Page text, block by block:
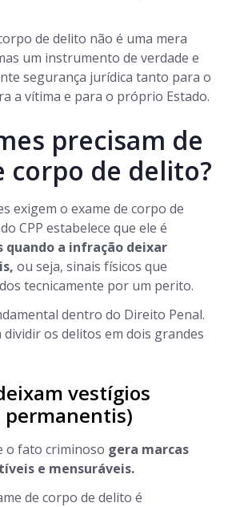
de delito não é uma mera
um instrumento de verdade e
segurança jurídica tanto para o
a vítima e para o próprio Estado.
precisam de
corpo de delito?
exigem o exame de corpo de
CPP estabelece que ele é
quando a infração deixar
ou seja, sinais físicos que
tecnicamente por um perito.
dentro do Direito Penal.
os delitos em dois grandes
vestígios
o fato criminoso gera marcas
e mensuráveis.
de corpo de delito é